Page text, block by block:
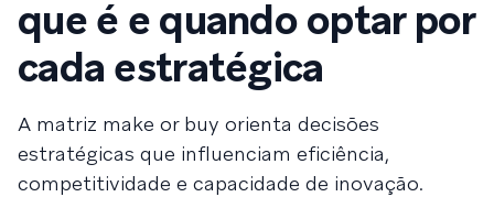
que é e quando optar por
cada estratégica
A matriz make or buy orienta decisões
estratégicas que influenciam eficiência,
competitividade e capacidade de inovação.